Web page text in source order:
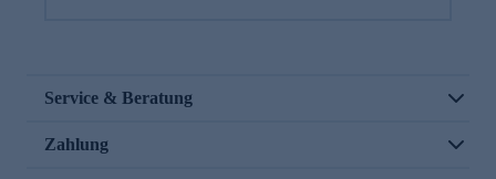
Service & Beratung
Zahlung